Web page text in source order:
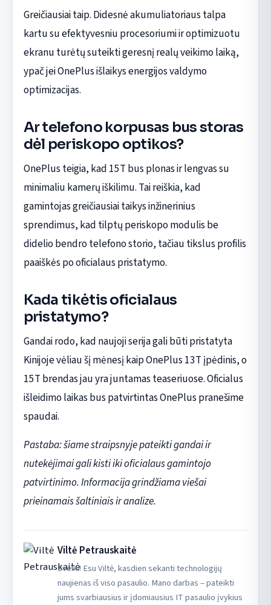
Greičiausiai taip. Didesnė akumuliatoriaus talpa
kartu su efektyvesniu procesoriumi ir optimizuotu
ekranu turėtų suteikti geresnį realų veikimo laiką,
ypač jei OnePlus išlaikys energijos valdymo
optimizacijas.
Ar telefono korpusas bus storas
dėl periskopo optikos?
OnePlus teigia, kad 15T bus plonas ir lengvas su
minimaliu kamerų iškilimu. Tai reiškia, kad
gamintojas greičiausiai taikys inžinerinius
sprendimus, kad tilptų periskopo modulis be
didelio bendro telefono storio, tačiau tikslus profilis
paaiškės po oficialaus pristatymo.
Kada tikėtis oficialaus
pristatymo?
Gandai rodo, kad naujoji serija gali būti pristatyta
Kinijoje vėliau šį mėnesį kaip OnePlus 13T įpėdinis, o
15T brendas jau yra juntamas teaseriuose. Oficialus
išleidimo laikas bus patvirtintas OnePlus pranešime
spaudai.
Pastaba: šiame straipsnyje pateikti gandai ir
nutekėjimai gali kisti iki oficialaus gamintojo
patvirtinimo. Informacija grindžiama viešai
prieinamais šaltiniais ir analize.
Viltė Petrauskaitė
Sveiki! Esu Viltė, kasdien sekanti technologijų
naujienas iš viso pasaulio. Mano darbas – pateikti
jums svarbiausius ir įdomiausius IT pasaulio įvykius